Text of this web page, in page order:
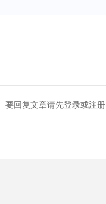
要回复文章请先登录或注册